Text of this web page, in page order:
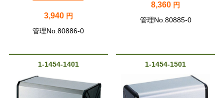
3,940 円
管理No.80886-0
8,360 円
管理No.80885-0
1-1454-1401 1-1454-1501